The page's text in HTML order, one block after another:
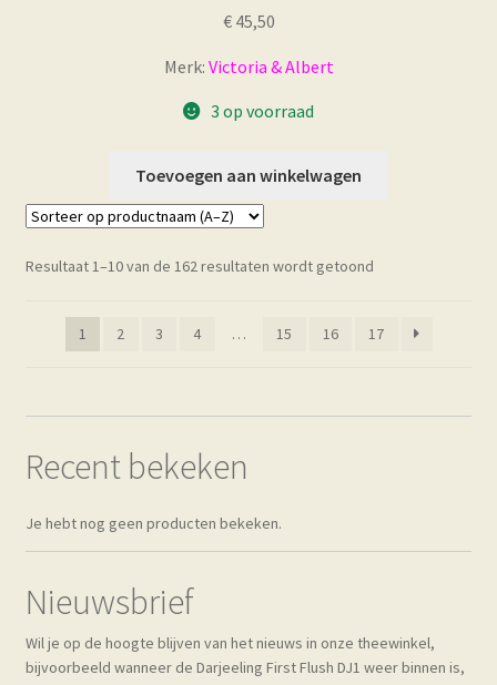
€45,50
Merk: Victoria & Albert
3 op voorraad
Toevoegen aan winkelwagen
Resultaat 1–10 van de 162 resultaten wordt getoond
1 2 3 4 … 15 16 17
Recent bekeken
Je hebt nog geen producten bekeken.
Nieuwsbrief
Wil je op de hoogte blijven van het nieuws in onze theewinkel,
bijvoorbeeld wanneer de Darjeeling First Flush DJ1 weer binnen is,